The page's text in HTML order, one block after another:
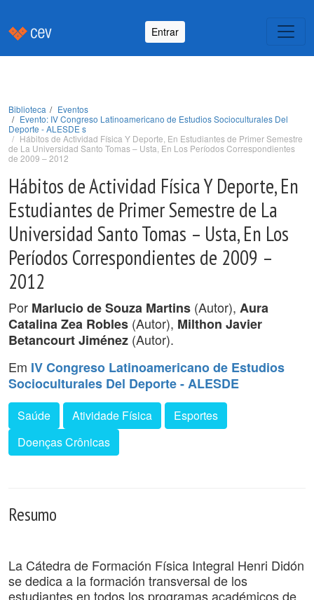
Entrar
Biblioteca
Eventos
Evento: IV Congreso Latinoamericano de Estudios Socioculturales Del
Deporte - ALESDE s
Hábitos de Actividad Física Y Deporte, En Estudiantes de Primer Semestre
de La Universidad Santo Tomas – Usta, En Los Períodos Correspondientes
de 2009 – 2012
Hábitos de Actividad Física Y Deporte, En
Estudiantes de Primer Semestre de La
Universidad Santo Tomas – Usta, En Los
Períodos Correspondientes de 2009 –
2012
Por Marlucio de Souza Martins (Autor), Aura
Catalina Zea Robles (Autor), Milthon Javier
Betancourt Jiménez (Autor).
Em IV Congreso Latinoamericano de Estudios
Socioculturales Del Deporte - ALESDE
Saúde Atividade Física
Esportes
Doenças Crônicas
Resumo
La Cátedra de Formación Física Integral Henri Didón
se dedica a la formación transversal de los
estudiantes en todos los programas académicos de